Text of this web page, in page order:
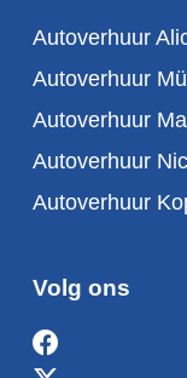
Autoverhuur
Autoverhuur
Autoverhuur
Autoverhuur
Autoverhuur
Volg ons